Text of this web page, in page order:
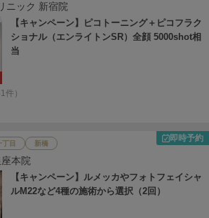
ニック 新宿院
【キャンペーン】ピコトーニング＋ピコフラク
ショナル（エンライトンSR）全顔 5000shot相
当
件）
目 新橋
即時予約
本院
【キャンペーン】ルメッカやフォトフェイシャ
ルM22など4種の施術から選択（2回）